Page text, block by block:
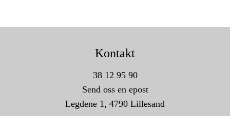
Kontakt
38 12 95 90
Send oss en epost
Legdene 1, 4790 Lillesand